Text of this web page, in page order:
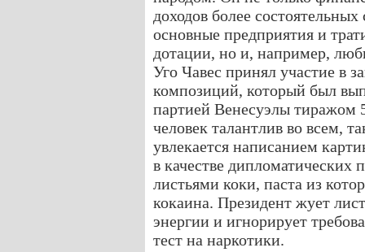
доходов более
основные предприятия и
дотации, но и, например,
Уго Чавес принял участие в
композиций, который был
партией Венесуэлы тиражом
человек талантлив во всем,
увлекается написанием
в качестве дипломатических
листьями коки, паста из
кокаина. Президент жует
энергии и игнорирует
тест на наркотики.